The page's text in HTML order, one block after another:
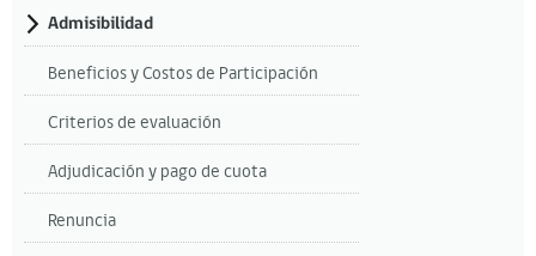
Admisibilidad
Beneficios y Costos de Participación
Criterios de evaluación
Adjudicación y pago de cuota
Renuncia